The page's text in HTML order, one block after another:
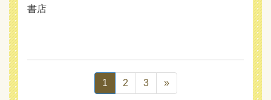
書店
1 2 3 »